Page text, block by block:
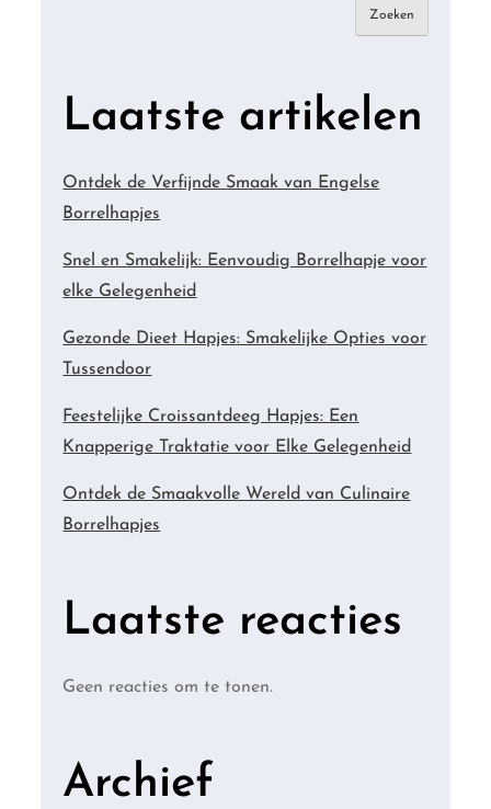
Zoeken
Laatste artikelen
Ontdek de Verfijnde Smaak van Engelse
Borrelhapjes
Snel en Smakelijk: Eenvoudig Borrelhapje voor
elke Gelegenheid
Gezonde Dieet Hapjes: Smakelijke Opties voor
Tussendoor
Feestelijke Croissantdeeg Hapjes: Een
Knapperige Traktatie voor Elke Gelegenheid
Ontdek de Smaakvolle Wereld van Culinaire
Borrelhapjes
Laatste reacties
Geen reacties om te tonen.
Archief